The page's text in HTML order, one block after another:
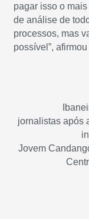
pagar isso o
de análise de
processos, mas
possível”,
jornalistas após
Jovem